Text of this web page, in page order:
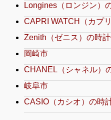
Longines（ロンジン）
CAPRI WATCH（カプ
Zenith（ゼニス）の時
岡崎市
CHANEL（シャネル）
岐阜市
CASIO（カシオ）の時